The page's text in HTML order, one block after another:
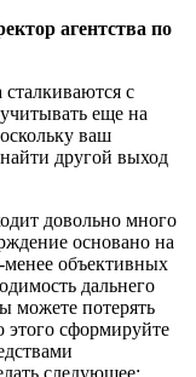
агентства по
с
еще на
ваш
другой выход
довольно много
основано на
менее объективных
дальнего
можете потерять
этого сформируйте